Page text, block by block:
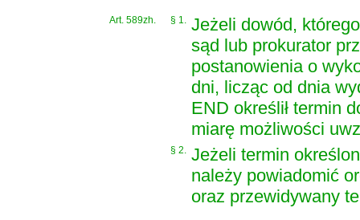
Art. 589zh. § 1.
Jeżeli dowód,
sąd lub prokurator
postanowienia o
dni, licząc od dnia
END określił termin
miarę możliwości
§ 2.
Jeżeli termin
należy powiadomić
oraz przewidywany